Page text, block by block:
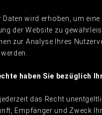
Daten wird erhoben, um
der Website zu
zur Analyse Ihres
haben Sie bezüglich
das Recht
Empfänger und Zweck